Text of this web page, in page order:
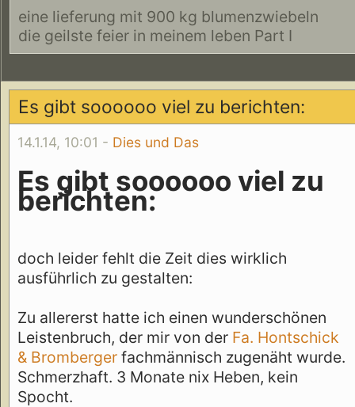
eine lieferung mit 900 kg blumenzwiebeln
die geilste feier in meinem leben Part I
Es gibt soooooo viel zu berichten:
14.1.14, 10:01 - Dies und Das
Es gibt soooooo viel zu
berichten:
doch leider fehlt die Zeit dies wirklich
ausführlich zu gestalten:
Zu allererst hatte ich einen wunderschönen
Leistenbruch, der mir von der Fa. Hontschick
& Bromberger fachmännisch zugenäht wurde.
Schmerzhaft. 3 Monate nix Heben, kein
Spocht.